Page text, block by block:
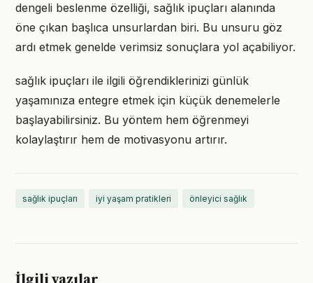
dengeli beslenme özelliği, sağlık ipuçları alanında
öne çıkan başlıca unsurlardan biri. Bu unsuru göz
ardı etmek genelde verimsiz sonuçlara yol açabiliyor.
sağlık ipuçları ile ilgili öğrendiklerinizi günlük
yaşamınıza entegre etmek için küçük denemelerle
başlayabilirsiniz. Bu yöntem hem öğrenmeyi
kolaylaştırır hem de motivasyonu artırır.
sağlık ipuçları iyi yaşam pratikleri önleyici sağlık